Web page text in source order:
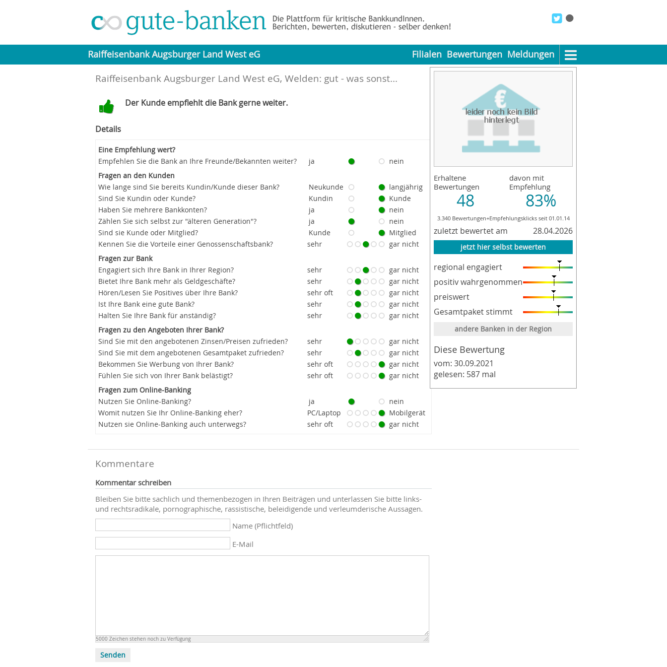
Raiffeisenbank Augsburger Land West eG Filialen Bewertungen Meldungen
Erhaltene
Bewertungen
48
davon mit
Empfehlung
83%
3.340 Bewertungen+Empfehlungsklicks seit 01.01.14
zuletzt bewertet am 28.04.2026
jetzt hier selbst bewerten
regional engagiert
positiv wahrgenommen
preiswert
Gesamtpaket stimmt
andere Banken in der Region
Diese Bewertung
vom: 30.09.2021
gelesen: 587 mal
Raiffeisenbank Augsburger Land West eG, Welden: gut - was sonst...
Der Kunde empfiehlt die Bank gerne weiter.
Details
Eine Empfehlung wert?
Empfehlen Sie die Bank an Ihre Freunde/Bekannten weiter?
ja
nein
Fragen an den Kunden
Wie lange sind Sie bereits Kundin/Kunde dieser Bank?
Neukunde
langjährig
Sind Sie Kundin oder Kunde?
Kundin
Kunde
Haben Sie mehrere Bankkonten?
ja
nein
Zählen Sie sich selbst zur "älteren Generation"?
ja
nein
Sind sie Kunde oder Mitglied?
Kunde
Mitglied
Kennen Sie die Vorteile einer Genossenschaftsbank?
sehr
gar nicht
Fragen zur Bank
Engagiert sich Ihre Bank in Ihrer Region?
sehr
gar nicht
Bietet Ihre Bank mehr als Geldgeschäfte?
sehr
gar nicht
Hören/Lesen Sie Positives über Ihre Bank?
sehr oft
gar nicht
Ist Ihre Bank eine gute Bank?
sehr
gar nicht
Halten Sie Ihre Bank für anständig?
sehr
gar nicht
Fragen zu den Angeboten Ihrer Bank?
Sind Sie mit den angebotenen Zinsen/Preisen zufrieden?
sehr
gar nicht
Sind Sie mit dem angebotenen Gesamtpaket zufrieden?
sehr
gar nicht
Bekommen Sie Werbung von Ihrer Bank?
sehr oft
gar nicht
Fühlen Sie sich von Ihrer Bank belästigt?
sehr oft
gar nicht
Fragen zum Online-Banking
Nutzen Sie Online-Banking?
ja
nein
Womit nutzen Sie Ihr Online-Banking eher?
PC/Laptop
Mobilgerät
Nutzen sie Online-Banking auch unterwegs?
sehr oft gar nicht
Kommentare
Kommentar schreiben
Bleiben Sie bitte sachlich und themenbezogen in Ihren Beiträgen und unterlassen Sie bitte links-
und rechtsradikale, pornographische, rassistische, beleidigende und verleumderische Aussagen.
Name (Pflichtfeld)
E-Mail
5000 Zeichen stehen noch zu Verfügung
Senden